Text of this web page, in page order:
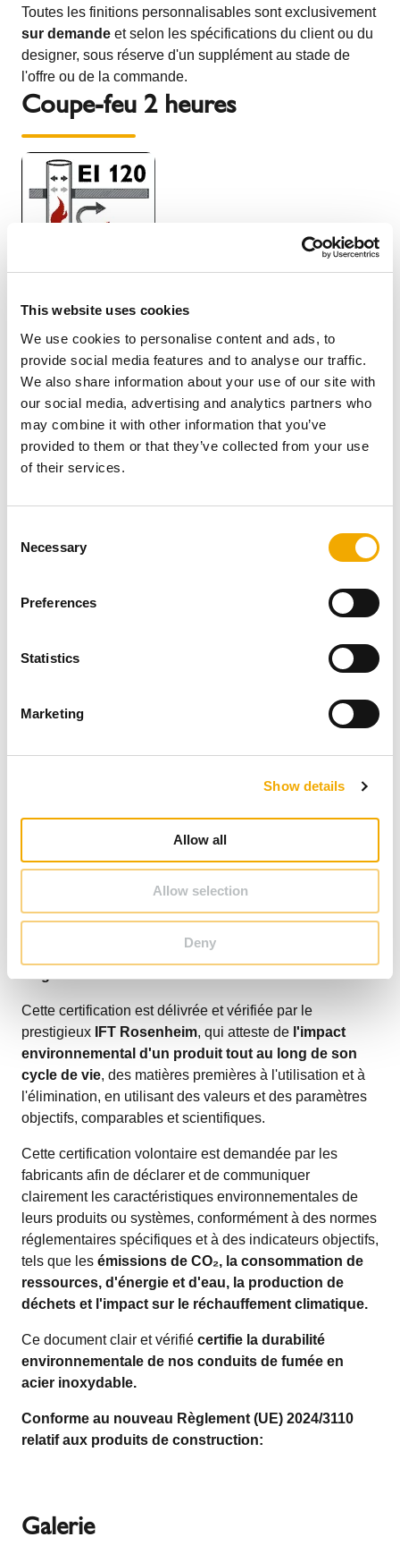
This website uses cookies
We use cookies to personalise content and ads, to
provide social media features and to analyse our traffic.
We also share information about your use of our site with
our social media, advertising and analytics partners who
may combine it with other information that you’ve
provided to them or that they’ve collected from your use
of their services.
Necessary
Preferences
Statistics
Marketing
Show details
Allow all
Allow selection
Deny
Toutes les finitions personnalisables sont exclusivement
sur demande et selon les spécifications du client ou du
designer, sous réserve d'un supplément au stade de
l'offre ou de la commande.
Coupe-feu 2 heures
Performance derésistance au feu certifiée EI120
les systèmes de cheminées en acier inoxydable à
double paroi isolées Schiedel ICS et ICS 5000 selon les
nouvelles normes réglementaires européennes EN
1443 et EN 1366 Partie 13
Performance de résistance au feu EI 120 en
configuration verticale et horizontale.
Pour toute application, pour
soumis à la réglementation incendie. Testé dans le
Finlande.
de Produit
Environnementale de Produit (DEP), ou EPD en
Anglais :
Cette certification est délivrée et vérifiée par le
prestigieux IFT Rosenheim, qui atteste de l'impact
environnemental d'un produit tout au long de son
cycle de vie, des matières premières à l'utilisation et à
l'élimination, en utilisant des valeurs et des paramètres
objectifs, comparables et scientifiques.
Cette certification volontaire est demandée par les
fabricants afin de déclarer et de communiquer
clairement les caractéristiques environnementales de
leurs produits ou systèmes, conformément à des normes
réglementaires spécifiques et à des indicateurs objectifs,
tels que les émissions de CO₂, la consommation de
ressources, d'énergie et d'eau, la production de
déchets et l'impact sur le réchauffement climatique.
Ce document clair et vérifié certifie la durabilité
environnementale de nos conduits de fumée en
acier inoxydable.
Conforme au nouveau Règlement (UE) 2024/3110
relatif aux produits de construction:
Galerie